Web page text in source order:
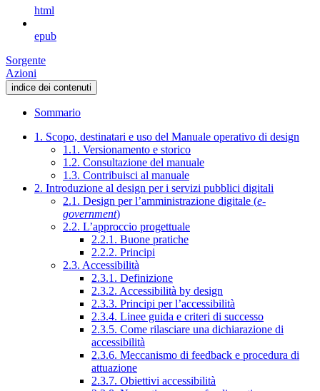
html
epub
Sorgente
Azioni
indice dei contenuti
Sommario
1. Scopo, destinatari e uso del Manuale operativo di design
1.1. Versionamento e storico
1.2. Consultazione del manuale
1.3. Contribuisci al manuale
2. Introduzione al design per i servizi pubblici digitali
2.1. Design per l’amministrazione digitale (e-
government)
2.2. L’approccio progettuale
2.2.1. Buone pratiche
2.2.2. Principi
2.3. Accessibilità
2.3.1. Definizione
2.3.2. Accessibilità by design
2.3.3. Principi per l’accessibilità
2.3.4. Linee guida e criteri di successo
2.3.5. Come rilasciare una dichiarazione di
accessibilità
2.3.6. Meccanismo di feedback e procedura di
attuazione
2.3.7. Obiettivi accessibilità